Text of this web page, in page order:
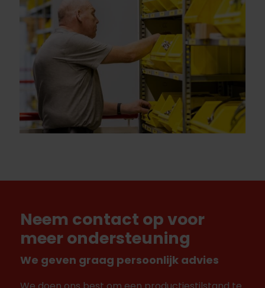
Neem contact op voor
meer ondersteuning
We geven graag persoonlijk advies